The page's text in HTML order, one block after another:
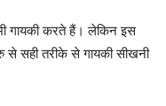
गायकी करते हैं। लेकिन इस
सही तरीके से गायकी सीखनी